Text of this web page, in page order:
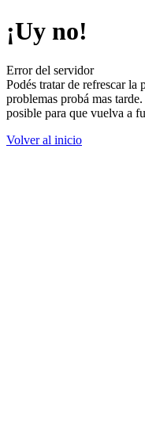
¡Uy no!
Error del servidor
Podés tratar de refrescar la
problemas probá mas
posible para que vuelva a
Volver al inicio